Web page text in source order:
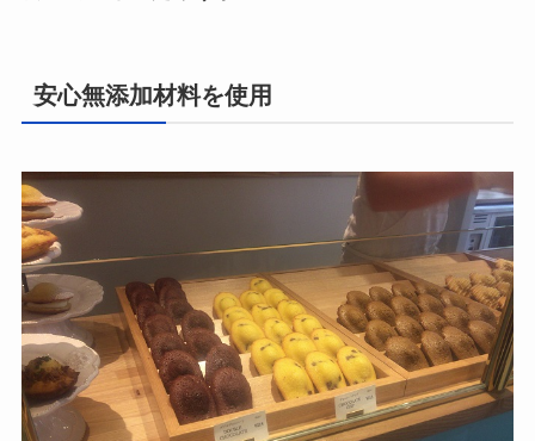
安心無添加材料を使用